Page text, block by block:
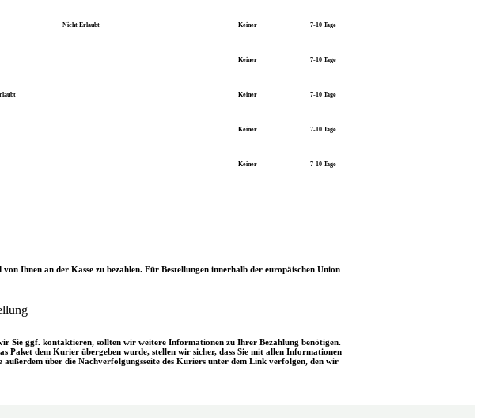
Nicht Erlaubt Keiner 7-10 Tage
Keiner 7-10 Tage
Keiner 7-10 Tage
Keiner 7-10 Tage
Keiner 7-10 Tage
Ihnen an der Kasse zu bezahlen. Für Bestellungen innerhalb der europäischen Union
Sie ggf. kontaktieren, sollten wir weitere Informationen zu Ihrer Bezahlung benötigen.
Paket dem Kurier übergeben wurde, stellen wir sicher, dass Sie mit allen Informationen
über die Nachverfolgungsseite des Kuriers unter dem Link verfolgen, den wir